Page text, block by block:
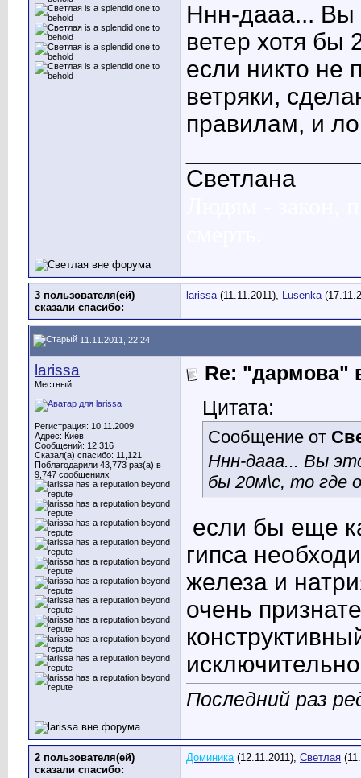
Ннн-дааа... Вы
ветер хотя бы
если никто не
ветряки,
правилам, и
Светлана
3 пользователя(ей)
сказали cпасибо:
larissa(11.11.2011), Lusenka
11.11.2011, 22:24
larissa
Местный
Регистрация: 10.11.2009
Адрес: Киев
Сообщений: 12,316
Сказал(а) спасибо: 11,121
Поблагодарили 43,773 раз(а) в
9,747 сообщениях
Re: "дармова"
Цитата:
Сообщение от
Ннн-дааа... Вы
бы 20м\с, то где
если бы еще
гипса
железа и
очень
Последний раз
2 пользователя(ей)
сказали cпасибо:
Доминика(12.11.2011), Светлая